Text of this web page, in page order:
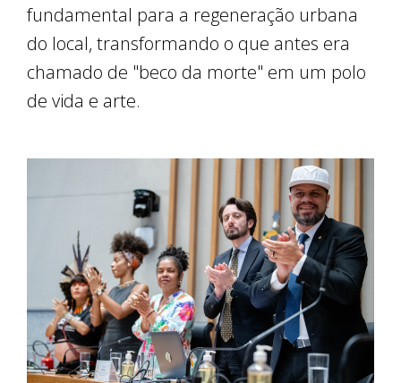
fundamental para a regeneração urbana
do local, transformando o que antes era
chamado de "beco da morte" em um polo
de vida e arte.